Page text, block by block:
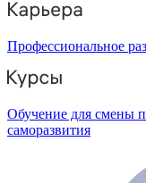
Профессиональное
Обучение для смены
саморазвития